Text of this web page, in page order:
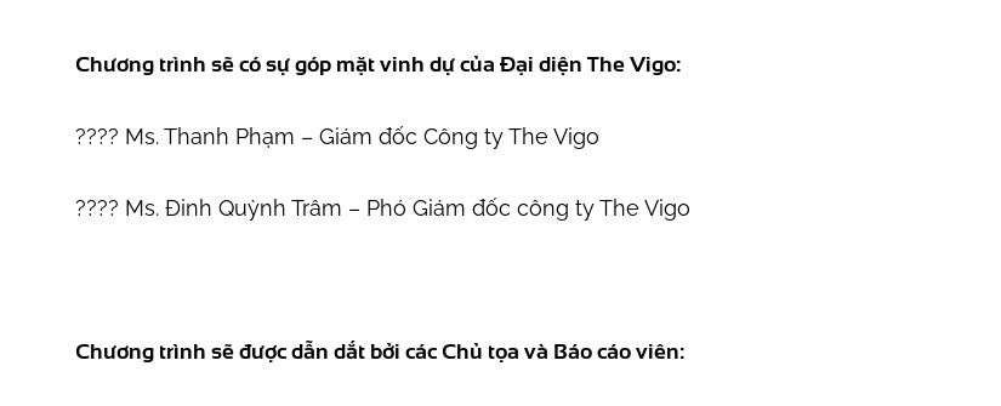
Chương trình sẽ có sự góp mặt vinh dự của Đại diện The Vigo:
️???? Ms. Thanh Phạm – Giám đốc Công ty The Vigo
️???? Ms. Đinh Quỳnh Trâm – Phó Giám đốc công ty The Vigo
Chương trình sẽ được dẫn dắt bởi các Chủ tọa và Báo cáo viên: